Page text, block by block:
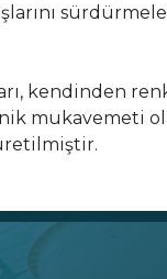
kendinden
mukavemeti